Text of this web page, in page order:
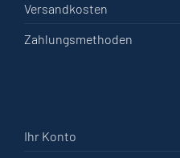
Versandkosten
Zahlungsmethoden
Ihr Konto